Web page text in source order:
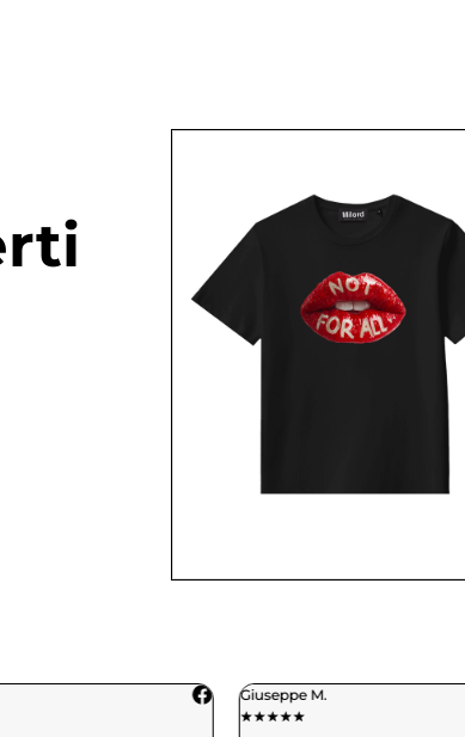
Giuseppe M.
★★★★★